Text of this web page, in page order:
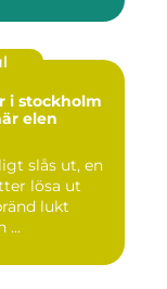
i stockholm
elen
slås ut, en
lösa ut
lukt
...